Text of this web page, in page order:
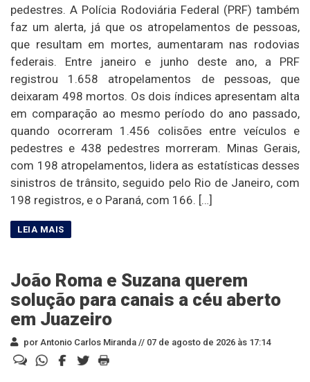
pedestres. A Polícia Rodoviária Federal (PRF) também
faz um alerta, já que os atropelamentos de pessoas,
que resultam em mortes, aumentaram nas rodovias
federais. Entre janeiro e junho deste ano, a PRF
registrou 1.658 atropelamentos de pessoas, que
deixaram 498 mortos. Os dois índices apresentam alta
em comparação ao mesmo período do ano passado,
quando ocorreram 1.456 colisões entre veículos e
pedestres e 438 pedestres morreram. Minas Gerais,
com 198 atropelamentos, lidera as estatísticas desses
sinistros de trânsito, seguido pelo Rio de Janeiro, com
198 registros, e o Paraná, com 166. […]
João Roma e Suzana querem
solução para canais a céu aberto
em Juazeiro
por Antonio Carlos Miranda // 07 de agosto de 2026 às 17:14